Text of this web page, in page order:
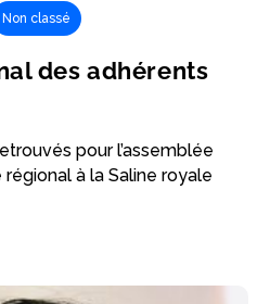
Non classé
des adhérents
pour l’assemblée
à la Saline royale